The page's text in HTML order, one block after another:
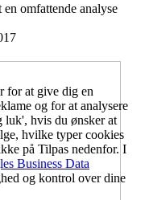
omfattende analyse
for at give dig en
og for at analysere
hvis du ønsker at
hvilke typer cookies
på Tilpas nedenfor. I
Business Data
og kontrol over dine